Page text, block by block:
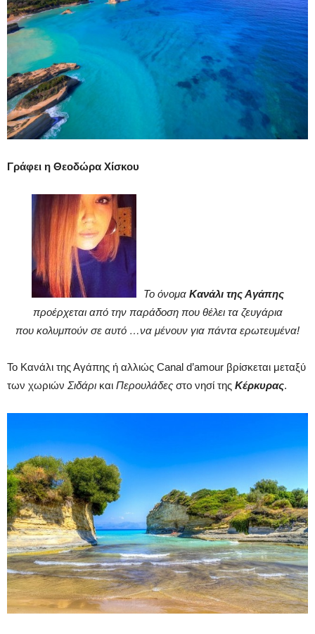
Γράφει η Θεοδώρα Χίσκου
Το όνομαΚανάλι της Αγάπης
προέρχεται από την παράδοση που θέλει τα ζευγάρια
που κολυμπούν σε αυτό …να μένουν για πάντα ερωτευμένα!
Το Κανάλι της Αγάπης ή αλλιώς Canal d’amour βρίσκεται μεταξύ
των χωριών Σιδάρι και Περουλάδες στο νησί της Κέρκυρας.